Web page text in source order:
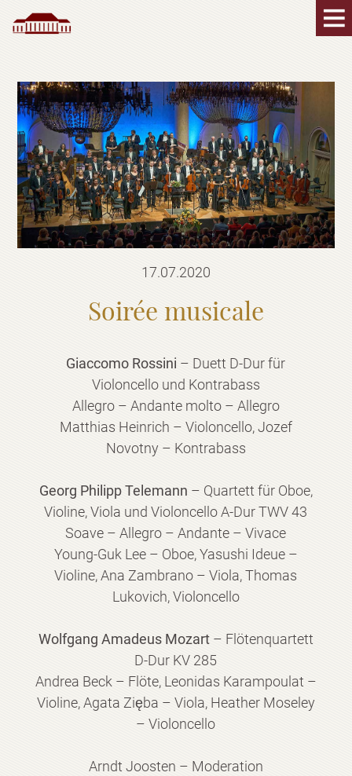
17.07.2020
Soirée musicale
Giaccomo Rossini – Duett D-Dur für
Violoncello und Kontrabass
Allegro – Andante molto – Allegro
Matthias Heinrich – Violoncello, Jozef
Novotny – Kontrabass
Georg Philipp Telemann – Quartett für Oboe,
Violine, Viola und Violoncello A-Dur TWV 43
Soave – Allegro – Andante – Vivace
Young-Guk Lee – Oboe, Yasushi Ideue –
Violine, Ana Zambrano – Viola, Thomas
Lukovich, Violoncello
Wolfgang Amadeus Mozart– Flötenquartett
D-Dur KV 285
Andrea Beck – Flöte, Leonidas Karampoulat –
Violine, Agata Zięba – Viola, Heather Moseley
– Violoncello
Arndt Joosten – Moderation